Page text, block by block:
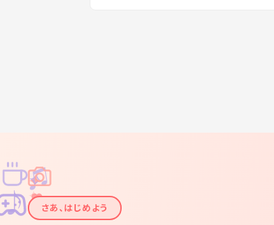
✦
✦
✧
✧
♪
♫
さあ、はじめよう